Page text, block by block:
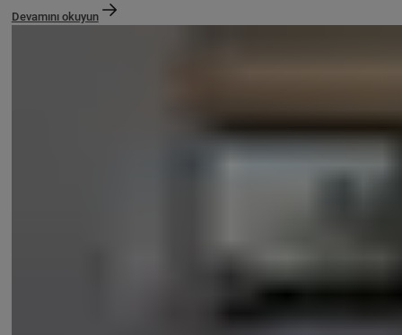
Devamını okuyun